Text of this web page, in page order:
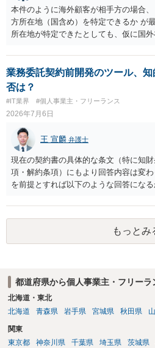
の故意・重大な過失を除く範囲で事故
とを明示すること。 この辺りは意識し
しいかと思います。 公開の場で個別具
にも限界がありますので、資料などを
ことをお勧めします。
本件のように海外顧客が相手方の場合
方所在地（国含め）を特定できるか が
所在地が特定できたとしても、仮に国
なければなりませんが、海外弁護士は
タイムチャージが高く、費用倒れにな
で詳細なご相談を聞くには限界があり
いただいた方がよいかと存じます。
業務委託契約前開発のツール、
否は？
#IT業界 #個人事業主・フリーランス
2026年7月6日
王 宣麟 弁護士
現在の契約書の具体的な条文（特に知
項・解約条項）にもより回答内容は変
を前提とすれば以下のような回答にな
ば、相談者様が独自に開発したツール
に帰属する ・相手方の同意が得られる
ることも可能。ただし合意解除する場
の他の条項との兼ね合いで不利になら
「●年間、競業避止義務が存続する」と
は、契約終了後であっても注意が必要
す。 ご不安であれば、契約書類等一式
もっとみ
都道府県から個人事業主・フリー
北海道・東北
北海道
青森県 岩手県 宮城県 秋田県
関東
東京都
神奈川県 千葉県 埼玉県 茨城県